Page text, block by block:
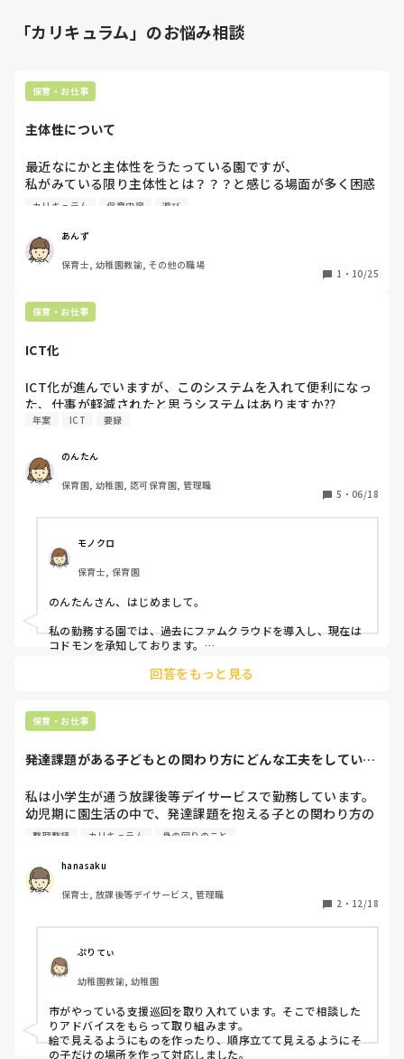
「カリキュラム」のお悩み相談
保育・お仕事
主体性について
最近なにかと主体性をうたっている園ですが、
私がみている限り主体性とは？？？と感じる場面が多く困惑
しています。例えば
①お遊戯会では担任が決めた曲、メンバー、配置、衣装、振
り付け、で子どもが踊る。
②器楽に力を入れていて週に2回は講師を呼んで長時間練
③自由遊びでも、担任が用意した（もしくは子どもと相談し
て出した）玩具でしか遊べない。
などです。
沿って保育を行なっていますが、
園として主体性をうたっているわりには
大人主導の保育観が目につき、矛盾を感じ、このままここで
今後の参考にしたいので、
みなさんの園と比べ、この園の‘主体性’はどうなのか
カリキュラム 保育内容 遊び
あんず
保育士, 幼稚園教諭, その他の職場
1 ・ 10/25
保育・お仕事
ICT化
ICT化が進んでいますが、このシステムを入れて便利になっ
た、仕事が軽減されたと思うシステムはありますか⁇
年案 ICT 要録
のんたん
保育園, 幼稚園, 認可保育園, 管理職
5 ・ 06/18
モノクロ
保育士, 保育園
のんたんさん、はじめまして。
私の勤務する園では、過去にファムクラウドを導入し、現在は
コドモンを承知しております。
各クラスにiPadが一台、また専用iPhoneが一台配布された状
どちらも一長一短ですが…連絡帳と出欠管理についてはファム
クラウドが便利でした。ただ、不具合が頻発したため本園では
コドモンは幅広く保育業務を行なうことができますが連絡帳の
ことが多く苦慮いたしました。
導入にあたってはオンライン研修もありますが、自園で使用す
る機能に特化した研修を行なう必要があると感じました。
回答をもっと見る
保育・お仕事
発達課題がある子どもとの関わり方にどんな工夫をしていま
私は小学生が通う放課後等デイサービスで勤務しています。
幼児期に園生活の中で、発達課題を抱える子との関わり方の
工夫はどんなものがありますか？
せてください。
整理整頓 カリキュラム 身の回りのこと
hanasaku
保育士, 放課後等デイサービス, 管理職
2 ・ 12/18
ぷりてぃ
幼稚園教諭, 幼稚園
市がやっている支援巡回を取り入れています。そこで相談した
りアドバイスをもらって取り組みます。
絵で見えるようにものを作ったり、順序立てて見えるようにそ
の子だけの場所を作って対応しました。